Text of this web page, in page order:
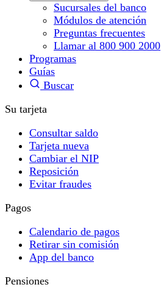
Sucursales del banco
Módulos de atención
Preguntas frecuentes
Llamar al 800 900 2000
Programas
Guías
Buscar
Su tarjeta
Consultar saldo
Tarjeta nueva
Cambiar el NIP
Reposición
Evitar fraudes
Pagos
Calendario de pagos
Retirar sin comisión
App del banco
Pensiones